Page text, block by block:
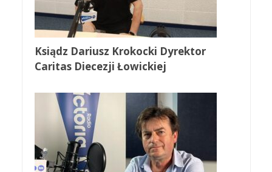
Ksiądz Dariusz Krokocki Dyrektor
Caritas Diecezji Łowickiej